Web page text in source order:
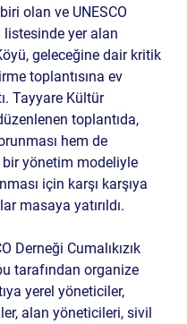
olan ve UNESCO
listesinde yer alan
geleceğine dair kritik
toplantısına ev
Tayyare Kültür
toplantıda,
hem de
yönetim modeliyle
için karşı karşıya
masaya yatırıldı.
Derneği Cumalıkızık
tarafından organize
yerel yöneticiler,
alan yöneticileri, sivil